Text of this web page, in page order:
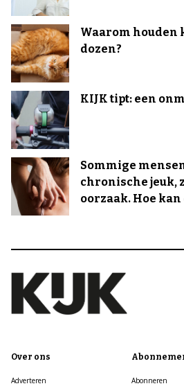
Waarom houden
dozen?
KIJK tipt: een
Sommige
chronische jeuk,
oorzaak. Hoe kan
Over ons
Adverteren
Abonneren